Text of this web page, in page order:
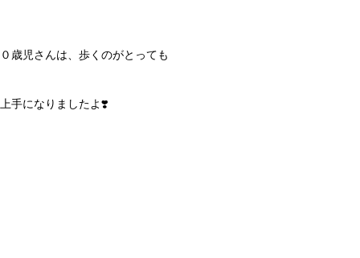
０歳児さんは、歩くのがとっても
上手になりましたよ❣️